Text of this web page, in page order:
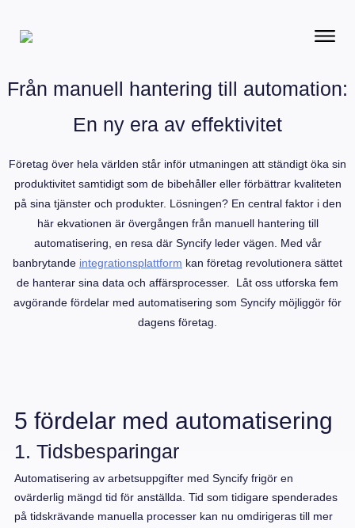
Från manuell hantering till automation:
En ny era av effektivitet
Företag över hela världen står inför utmaningen att ständigt öka sin
produktivitet samtidigt som de bibehåller eller förbättrar kvaliteten
på sina tjänster och produkter. Lösningen? En central faktor i den
här ekvationen är övergången från manuell hantering till
automatisering, en resa där Syncify leder vägen. Med vår
banbrytande integrationsplattform kan företag revolutionera sättet
de hanterar sina data och affärsprocesser. Låt oss utforska fem
avgörande fördelar med automatisering som Syncify möjliggör för
dagens företag.
5 fördelar med automatisering
1. Tidsbesparingar
Automatisering av arbetsuppgifter med Syncify frigör en
ovärderlig mängd tid för anställda. Tid som tidigare spenderades
på tidskrävande manuella processer kan nu omdirigeras till mer